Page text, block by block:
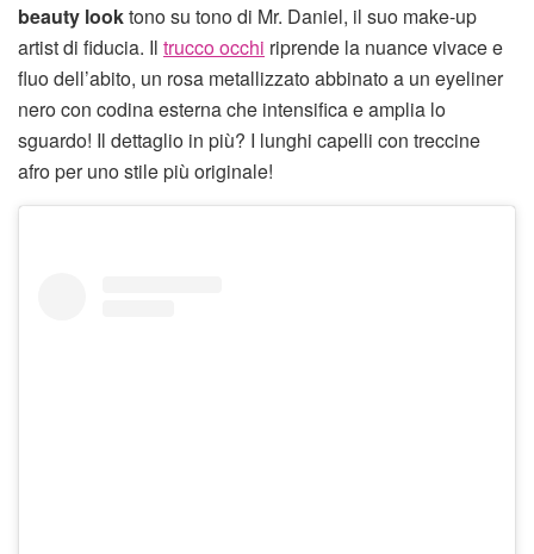
beauty looktono su tono di Mr. Daniel, il suo make-up
artist di fiducia. Il trucco occhi riprende la nuance vivace e
fluo dell’abito, un rosa metallizzato abbinato a un eyeliner
nero con codina esterna che intensifica e amplia lo
sguardo! Il dettaglio in più? I lunghi capelli con treccine
afro per uno stile più originale!